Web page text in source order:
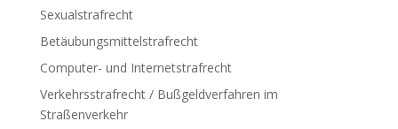
Sexualstrafrecht
Betäubungsmittelstrafrecht
Computer- und Internetstrafrecht
Verkehrsstrafrecht / Bußgeldverfahren im
Straßenverkehr